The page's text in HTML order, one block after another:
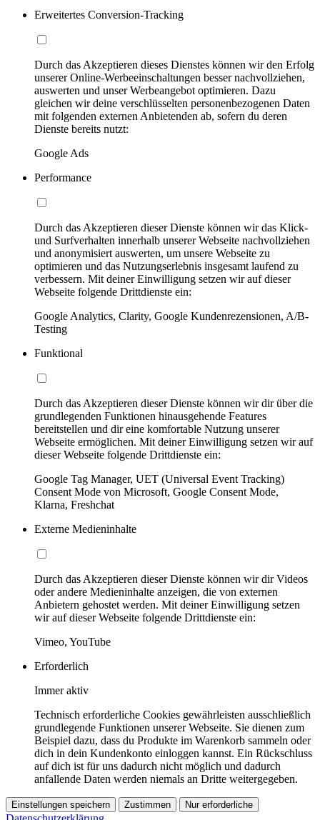
Erweitertes Conversion-Tracking
Durch das Akzeptieren dieses Dienstes können wir den Erfolg
unserer Online-Werbeeinschaltungen besser nachvollziehen,
auswerten und unser Werbeangebot optimieren. Dazu
gleichen wir deine verschlüsselten personenbezogenen Daten
mit folgenden externen Anbietenden ab, sofern du deren
Dienste bereits nutzt:
Google Ads
Performance
Durch das Akzeptieren dieser Dienste können wir das Klick-
und Surfverhalten innerhalb unserer Webseite nachvollziehen
und anonymisiert auswerten, um unsere Webseite zu
optimieren und das Nutzungserlebnis insgesamt laufend zu
verbessern. Mit deiner Einwilligung setzen wir auf dieser
Webseite folgende Drittdienste ein:
Google Analytics, Clarity, Google Kundenrezensionen, A/B-
Testing
Funktional
Durch das Akzeptieren dieser Dienste können wir dir über die
grundlegenden Funktionen hinausgehende Features
bereitstellen und dir eine komfortable Nutzung unserer
Webseite ermöglichen. Mit deiner Einwilligung setzen wir auf
dieser Webseite folgende Drittdienste ein:
Google Tag Manager, UET (Universal Event Tracking)
Consent Mode von Microsoft, Google Consent Mode,
Klarna, Freshchat
Externe Medieninhalte
Durch das Akzeptieren dieser Dienste können wir dir Videos
oder andere Medieninhalte anzeigen, die von externen
Anbietern gehostet werden. Mit deiner Einwilligung setzen
wir auf dieser Webseite folgende Drittdienste ein:
Vimeo, YouTube
Erforderlich
Immer aktiv
Technisch erforderliche Cookies gewährleisten ausschließlich
grundlegende Funktionen unserer Webseite. Sie dienen zum
Beispiel dazu, dass du Produkte im Warenkorb sammeln oder
dich in dein Kundenkonto einloggen kannst. Ein Rückschluss
auf dich ist für uns dadurch nicht möglich und dadurch
anfallende Daten werden niemals an Dritte weitergegeben.
Einstellungen speichern Zustimmen Nur erforderliche